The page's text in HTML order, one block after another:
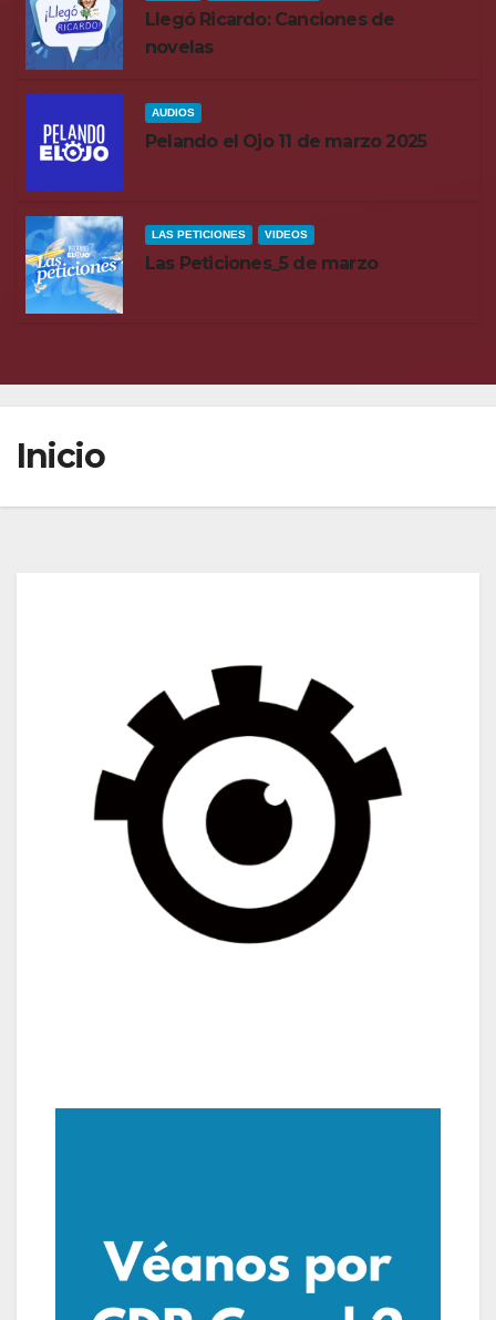
Llegó Ricardo: Canciones de
novelas
AUDIOS
Pelando el Ojo 11 de marzo 2025
LAS PETICIONES VIDEOS
Las Peticiones_5 de marzo
Inicio